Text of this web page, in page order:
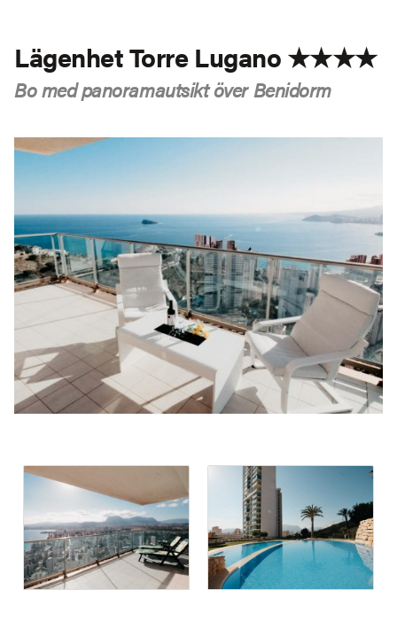
Lägenhet Torre Lugano ★★★★
Bo med panoramautsikt över Benidorm